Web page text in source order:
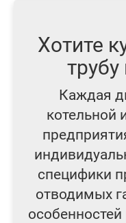
Хотите
Каждая
котельной
специфики
отводимых
особенностей